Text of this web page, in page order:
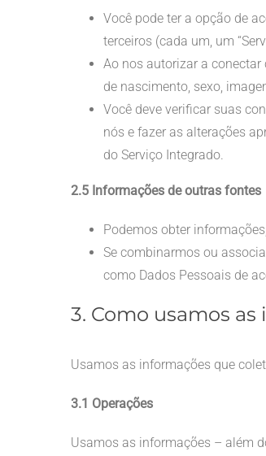
Você pode ter a opção de
terceiros (cada um, um
Ao nos autorizar a conectar
de nascimento, sexo,
Você deve verificar suas
nós e fazer as alterações
do Serviço Integrado.
2.5 Informações de outras fontes
Podemos obter
Se combinarmos ou
como Dados Pessoais de
3. Como usamos
Usamos as informações que
3.1 Operações
Usamos as informações – além